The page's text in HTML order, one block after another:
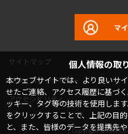
個人情報の取
本ウェブサイトでは、より良いサ
せたご連絡、アクセス履歴に基づ
ッキー、タグ等の技術を使用しま
をクリックすることで、上記の目
と、また、皆様のデータを提携先
マ
サイトマップ
プライバシーポリシー
アクセシビリティ
Copyright © MAX